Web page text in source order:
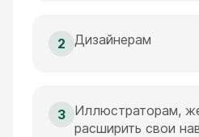
2 Дизайнерам
3 Иллюстраторам,
расширить свои